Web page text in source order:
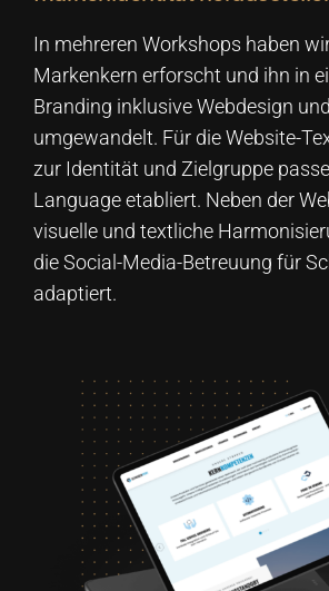
In mehreren Workshops haben
Markenkern erforscht und ihn in
Branding inklusive Webdesign
umgewandelt. Für die Website-
zur Identität und Zielgruppe
Language etabliert. Neben der
visuelle und textliche
die Social-Media-Betreuung für
adaptiert.